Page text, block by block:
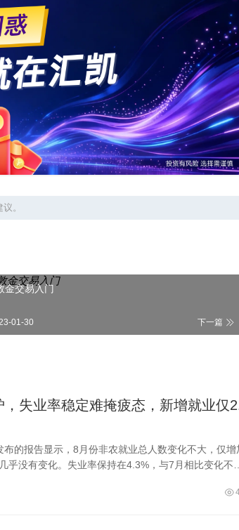
。
金交易入门
01-30 下一篇
失业率稳定难掩疲态，新增就业仅
的报告显示，8月份非农就业总人数变化不大，仅增
乎没有变化。失业率保持在4.3%，与7月相比变化不